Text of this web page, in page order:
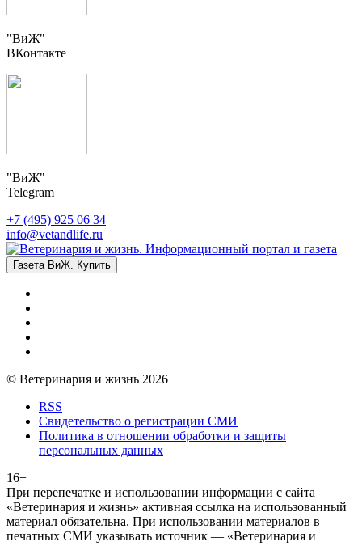
"ВиЖ"
ВКонтакте
"ВиЖ"
Telegram
+7 (495) 925 06 34
info@vetandlife.ru
Газета ВиЖ. Купить
© Ветеринария и жизнь 2026
RSS
Свидетельство о регистрации СМИ
Политика в отношении обработки и защиты
персональных данных
16+
При перепечатке и использовании информации с сайта
«Ветеринария и жизнь» активная ссылка на использованный
материал обязательна. При использовании материалов в
печатных СМИ указывать источник — «Ветеринария и